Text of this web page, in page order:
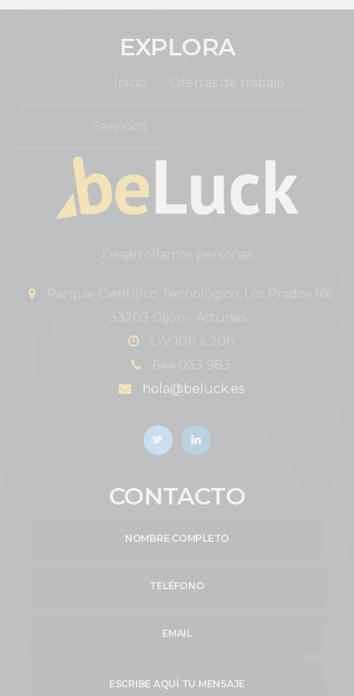
EXPLORA
hola@beluck.es
CONTACTO